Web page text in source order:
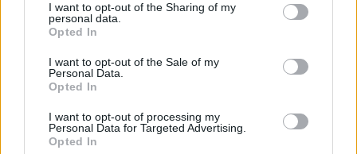
I want to opt-out of the Sharing of my
personal data.
Opted In
I want to opt-out of the Sale of my
Personal Data.
Opted In
I want to opt-out of processing my
Personal Data for Targeted Advertising.
Opted In